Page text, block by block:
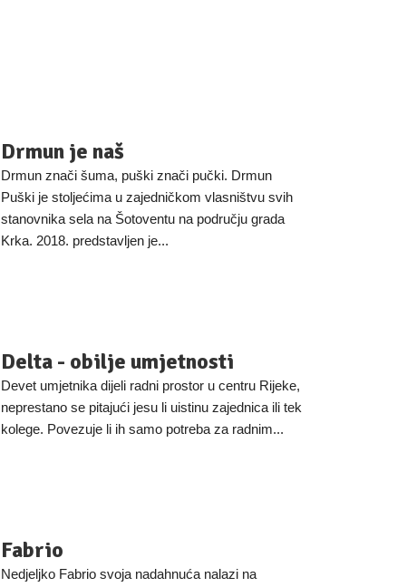
Drmun je naš
Drmun znači šuma, puški znači pučki. Drmun
Puški je stoljećima u zajedničkom vlasništvu svih
stanovnika sela na Šotoventu na području grada
Krka. 2018. predstavljen je...
Delta - obilje umjetnosti
Devet umjetnika dijeli radni prostor u centru Rijeke,
neprestano se pitajući jesu li uistinu zajednica ili tek
kolege. Povezuje li ih samo potreba za radnim...
Fabrio
Nedjeljko Fabrio svoja nadahnuća nalazi na